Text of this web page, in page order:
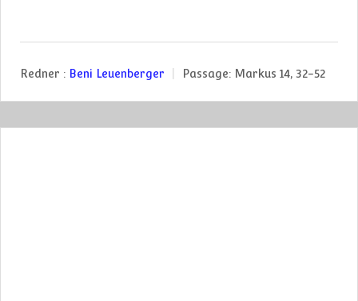
Redner : Beni Leuenberger Passage: Markus 14, 32-52